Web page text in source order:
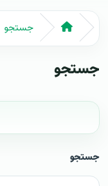
جستجو
جستجو
جستجو